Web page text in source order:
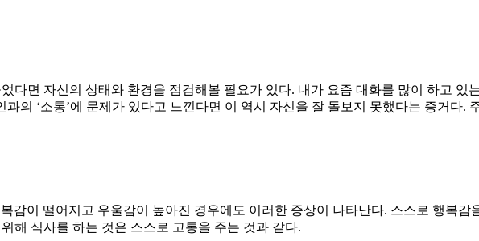
다면 자신의 상태와 환경을 점검해볼 필요가 있다. 내가 요즘 대화를 많이 하고 있
의 ‘소통’에 문제가 있다고 느낀다면 이 역시 자신을 잘 돌보지 못했다는 증거다.
감이 떨어지고 우울감이 높아진 경우에도 이러한 증상이 나타난다. 스스로 행복감
해 식사를 하는 것은 스스로 고통을 주는 것과 같다.